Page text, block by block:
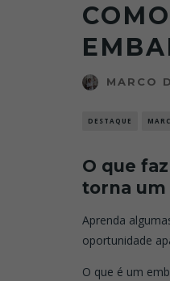
MARCO
DESTAQUE
O que
torna um
Aprenda
oportunidade
O que é um